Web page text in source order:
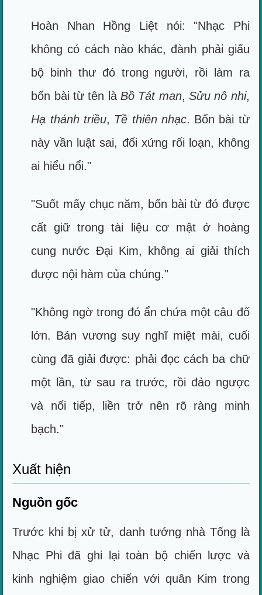
Hoàn Nhan Hồng Liệt nói: "Nhạc Phi
không có cách nào khác, đành phải giấu
bộ binh thư đó trong người, rồi làm ra
bốn bài từ tên là Bồ Tát man,Sửu nô nhi,
Hạ thánh triều, Tề thiên nhạc. Bốn bài từ
này vần luật sai, đối xứng rối loạn, không
ai hiểu nổi."
"Suốt mấy chục năm, bốn bài từ đó được
cất giữ trong tài liệu cơ mật ở hoàng
cung nước Đại Kim, không ai giải thích
được nội hàm của chúng."
"Không ngờ trong đó ẩn chứa một câu đố
lớn. Bản vương suy nghĩ miệt mài, cuối
cùng đã giải được: phải đọc cách ba chữ
một lần, từ sau ra trước, rồi đảo ngược
và nối tiếp, liền trở nên rõ ràng minh
bạch."
Xuất hiện
Nguồn gốc
Trước khi bị xử tử, danh tướng nhà Tống là
Nhạc Phi đã ghi lại toàn bộ chiến lược và
kinh nghiệm giao chiến với quân Kim trong